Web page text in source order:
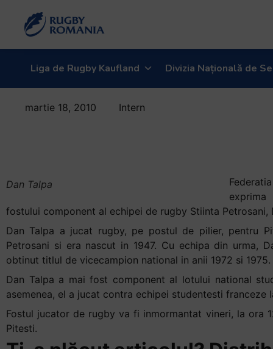
Liga de Rugby Kaufland Divizia Națională de
martie 18, 2010 Intern
Dan Talpa
fostului component al echipei de rugby Stiinta Petrosani,
Dan Talpa a jucat rugby, pe postul de pilier, pentru
Petrosani si era nascut in 1947. Cu echipa din urma,
obtinut titlul de vicecampion national in anii 1972 si 1975.
Dan Talpa a mai fost component al lotului national
asemenea, el a jucat contra echipei studentesti franceze
Fostul jucator de rugby va fi inmormantat vineri, la ora
Pitesti.